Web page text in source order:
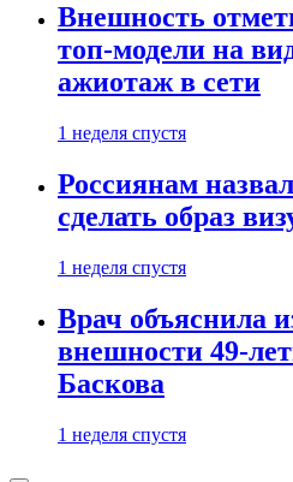
Внешность
топ-модели на
ажиотаж в сети
1 неделя спустя
Россиянам
сделать образ
1 неделя спустя
Врач объяснила
внешности 49-
Баскова
1 неделя спустя